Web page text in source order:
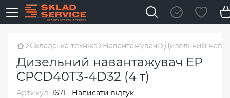
Складська техніка Навантажувачі Дизельний
Дизельний навантажувач EP
CPCD40T3-4D32 (4 т)
Артикул: 1671 Написати відгук